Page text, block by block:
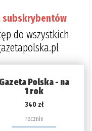
subskrybentów
do wszystkich
Gazeta Polska - na
1 rok
340 zł
rocznie